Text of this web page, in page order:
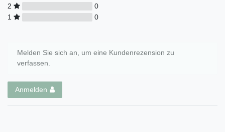
2
0
1
0
Melden Sie sich an, um eine Kundenrezension zu
verfassen.
Anmelden